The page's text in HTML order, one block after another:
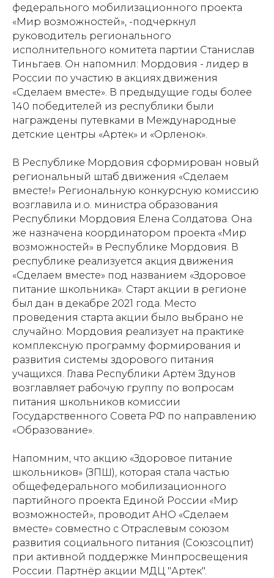
федерального мобилизационного проекта
«Мир возможностей», -подчеркнул
руководитель регионального
исполнительного комитета партии Станислав
Тиньгаев. Он напомнил: Мордовия - лидер в
России по участию в акциях движения
«Сделаем вместе». В предыдущие годы более
140 победителей из республики были
награждены путевками в Международные
детские центры «Артек» и «Орленок».
В Республике Мордовия сформирован новый
региональный штаб движения «Сделаем
вместе!» Региональную конкурсную комиссию
возглавила и.о. министра образования
Республики Мордовия Елена Солдатова. Она
же назначена координатором проекта «Мир
возможностей» в Республике Мордовия. В
республике реализуется акция движения
«Сделаем вместе» под названием «Здоровое
питание школьника». Старт акции в регионе
был дан в декабре 2021 года. Место
проведения старта акции было выбрано не
случайно: Мордовия реализует на практике
комплексную программу формирования и
развития системы здорового питания
учащихся. Глава Республики Артём Здунов
возглавляет рабочую группу по вопросам
питания школьников комиссии
Государственного Совета РФ по направлению
«Образование».
Напомним, что акцию «Здоровое питание
школьников» (ЗПШ), которая стала частью
общефедерального мобилизационного
партийного проекта Единой России «Мир
возможностей», проводит АНО «Сделаем
вместе» совместно с Отраслевым союзом
развития социального питания (Союзсоцпит)
при активной поддержке Минпросвещения
России. Партнёр акции МДЦ "Артек".